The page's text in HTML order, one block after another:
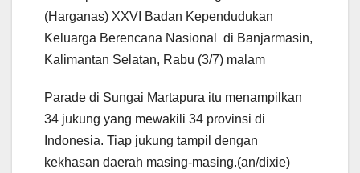
(Harganas) XXVI Badan Kependudukan
Keluarga Berencana Nasional di Banjarmasin,
Kalimantan Selatan, Rabu (3/7) malam
Parade di Sungai Martapura itu menampilkan
34 jukung yang mewakili 34 provinsi di
Indonesia. Tiap jukung tampil dengan
kekhasan daerah masing-masing.(an/dixie)